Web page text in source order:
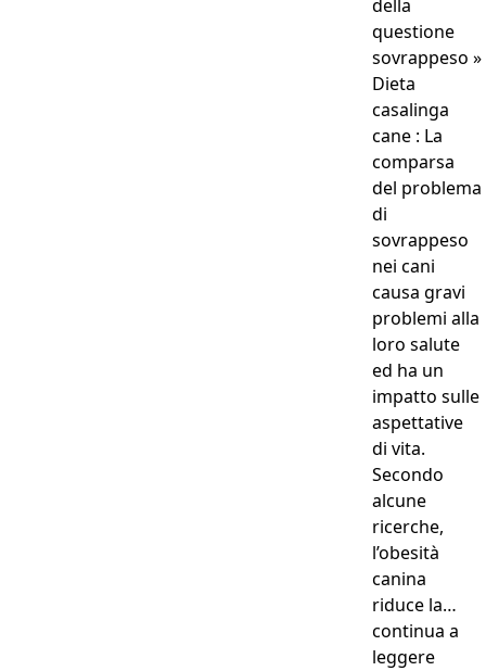
della
questione
sovrappeso »
Dieta
casalinga
cane : La
comparsa
del problema
di
sovrappeso
nei cani
causa gravi
problemi alla
loro salute
ed ha un
impatto sulle
aspettative
di vita.
Secondo
alcune
ricerche,
l’obesità
canina
riduce la…
continua a
leggere